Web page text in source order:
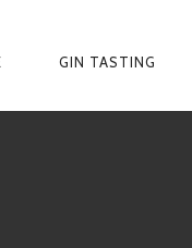
GIN TASTING